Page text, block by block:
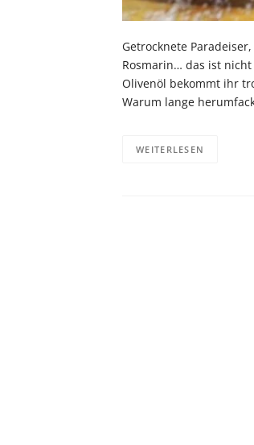
Getrocknete
Rosmarin… das ist
Olivenöl bekommt ihr
Warum lange
WEITERLESEN